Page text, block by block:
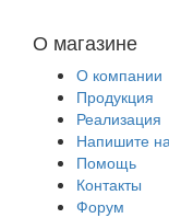
О магазине
О компании
Продукция
Реализация
Напишите
Помощь
Контакты
Форум